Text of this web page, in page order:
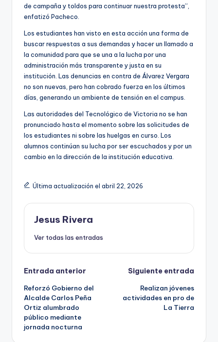
de campaña y toldos para continuar nuestra protesta”,
enfatizó Pacheco.
Los estudiantes han visto en esta acción una forma de
buscar respuestas a sus demandas y hacer un llamado a
la comunidad para que se una a la lucha por una
administración más transparente y justa en su
institución. Las denuncias en contra de Álvarez Vergara
no son nuevas, pero han cobrado fuerza en los últimos
días, generando un ambiente de tensión en el campus.
Las autoridades del Tecnológico de Victoria no se han
pronunciado hasta el momento sobre las solicitudes de
los estudiantes ni sobre las huelgas en curso. Los
alumnos continúan su lucha por ser escuchados y por un
cambio en la dirección de la institución educativa.
Última actualización el abril 22, 2026
Jesus Rivera
Ver todas las entradas
Navegación
de
entradas
Entrada anterior
Reforzó Gobierno del
Alcalde Carlos Peña
Ortiz alumbrado
público mediante
jornada nocturna
Siguiente entrada
Realizan jóvenes
actividades en pro de
La Tierra